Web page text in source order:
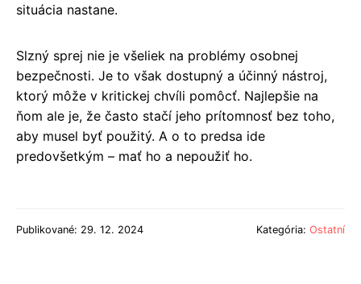
situácia nastane.
Slzný sprej nie je všeliek na problémy osobnej
bezpečnosti. Je to však dostupný a účinný nástroj,
ktorý môže v kritickej chvíli pomôcť. Najlepšie na
ňom ale je, že často stačí jeho prítomnosť bez toho,
aby musel byť použitý. A o to predsa ide
predovšetkým – mať ho a nepoužiť ho.
Publikované: 29. 12. 2024 Kategória: Ostatní